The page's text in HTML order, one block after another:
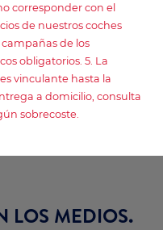
corresponder con el
de nuestros coches
de los
obligatorios. 5. La
vinculante hasta la
a domicilio, consulta
sobrecoste.
LOS MEDIOS.